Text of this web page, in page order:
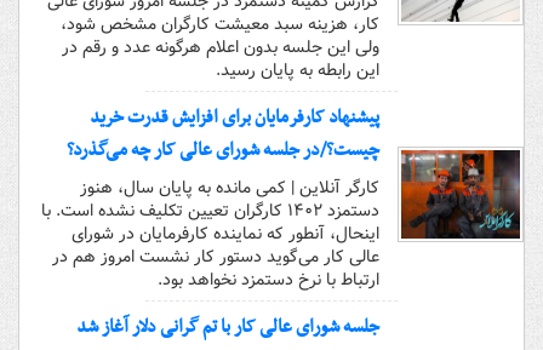
کار، هزینه سبد معیشت کارگران مشخص شود،
ولی این جلسه بدون اعلام هرگونه عدد و رقم در
این رابطه به پایان رسید.
پیشنهاد کارفرمایان برای افزایش قدرت خرید
چیست؟/در جلسه شورای عالی کار چه می‌گذرد؟
کارگر آنلاین | کمی مانده به پایان سال، هنوز
دستمزد ۱۴۰۲ کارگران تعیین تکلیف نشده است. با
اینحال، آنطور که نماینده کارفرمایان در شورای
عالی کار می‌گوید دستور کار نشست امروز هم در
ارتباط با نرخ دستمزد نخواهد بود.
جلسه شورای عالی کار با تم گرانی دلار آغاز شد